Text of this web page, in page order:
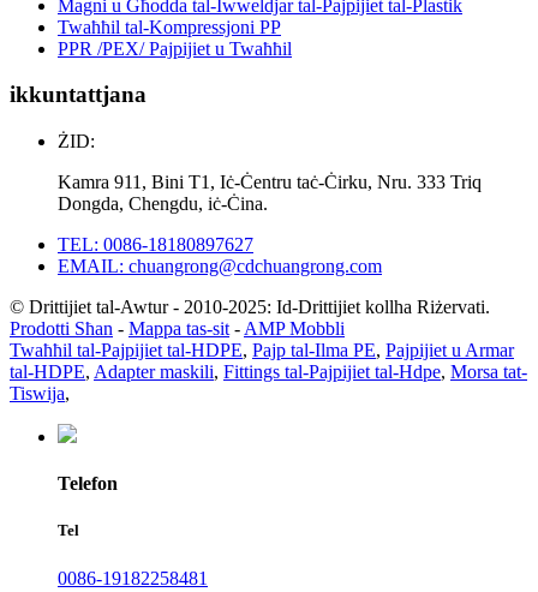
Magni u Għodda tal-Iwweldjar tal-Pajpijiet tal-Plastik
Twaħħil tal-Kompressjoni PP
PPR /PEX/ Pajpijiet u Twaħħil
ikkuntattjana
ŻID:
Kamra 911, Bini T1, Iċ-Ċentru taċ-Ċirku, Nru. 333 Triq
Dongda, Chengdu, iċ-Ċina.
TEL: 0086-18180897627
EMAIL: chuangrong@cdchuangrong.com
© Drittijiet tal-Awtur - 2010-2025: Id-Drittijiet kollha Riżervati.
Prodotti Sħan - Mappa tas-sit - AMP Mobbli
Twaħħil tal-Pajpijiet tal-HDPE, Pajp tal-Ilma PE, Pajpijiet u Armar
tal-HDPE, Adapter maskili, Fittings tal-Pajpijiet tal-Hdpe, Morsa tat-
Tiswija,
Telefon
Tel
0086-19182258481